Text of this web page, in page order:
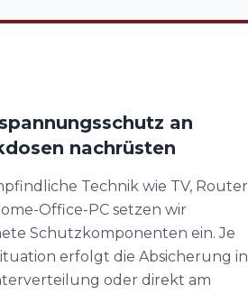
an
nachrüsten
Technik wie TV, Router
Office-PC setzen wir
Schutzkomponenten ein. Je
erfolgt die Absicherung in
oder direkt am